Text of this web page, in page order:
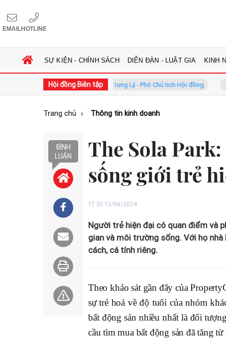
EMAILHOTLINE
SỰ KIỆN - CHÍNH SÁCH DIỄN ĐÀN - LUẬT GIA KINH
Hội đồng Biên tập
GS.TS. Phan Trung Lý - Phó Chủ tịch Hội đồng TS. Hà
Trang chủ Thông tin kinh doanh
BÌNH
LUẬN
The Sola
sống giới trẻ
17:30 13/06/2024
Người trẻ hiện đại có quan điểm và
gian và môi trường sống. Với họ
cách, cá tính riêng.
Theo khảo sát gần đây của
sự trẻ hoá về độ tuổi của nhóm
bất động sản nhiều nhất là đối
cầu tìm mua bất động sản đã tăng